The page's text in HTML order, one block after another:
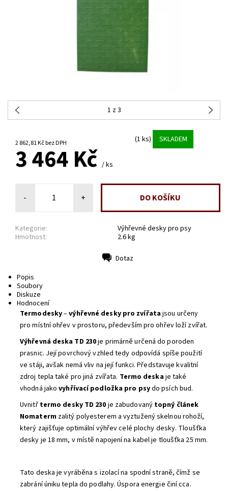
1 z 3
2 862,81 Kč bez DPH (1 ks) SKLADEM
3 464 Kč / ks
- +
Kategorie:
Výhřevné desky pro psy
Hmotnost:
2.6 kg
Dotaz
Popis
Soubory
Diskuze
Hodnocení
Termodesky–výhřevné desky pro zvířatajsou určeny
pro místní ohřev v prostoru, především pro ohřev loží zvířat.
Výhřevná deska TD 230je primárně určená do poroden
prasnic. Její povrchový vzhled tedy odpovídá spíše použití
ve stáji, avšak nemá vliv na její funkci. Představuje kvalitní
zdroj tepla také pro jiná zvířata. Termo deskaje také
vhodná jakovyhřívací podložka pro psydo psích bud.
Uvnitř termo desky TD 230 je zabudovaný topný článek
Nomaterm zalitý polyesterem a vyztužený skelnou rohoží,
který zajišťuje optimální výhřev celé plochy desky. Tloušťka
desky je 18 mm, v místě napojení na kabel je tloušťka 25 mm.
Tato deska je vyráběna s izolací na spodní straně, čímž se
zabrání úniku tepla do podlahy. Úspora energie činí cca.